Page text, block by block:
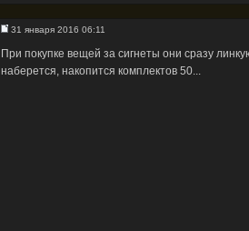
31 января 2016 06:11
При покупке вещей за сигнеты они сразу
наберется, накопится комплектов 50...